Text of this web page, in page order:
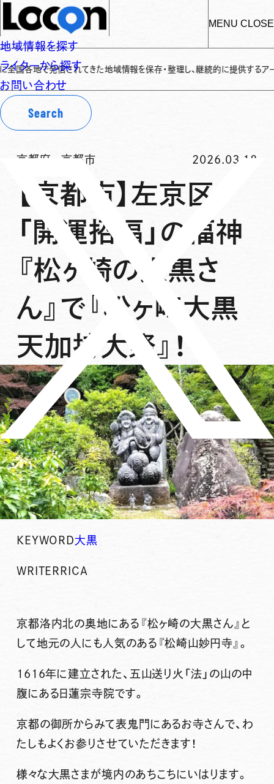
MENU CLOSE
地域情報を探す
ライターから探す
お問い合わせ
Search
で発信されてきた地域情報を保存・整理し、継続的に提供するアーカイブサ
京都府 -京都市 2026.03.18
【京都市】左京区
「開運招福」の福神
『松ヶ崎の大黒さ
ん』で『松ヶ崎大黒
天加持大祭』！
KEYWORD大黒
WRITER RICA
京都洛内北の奥地にある『松ヶ崎の大黒さん』と
して地元の人にも人気のある『松崎山妙円寺』。
1616年に建立された、五山送り火「法 」の山の中
腹にある日蓮宗寺院です。
京都の御所からみて表鬼門にあるお寺さんで、わ
たしもよくお参りさせていただきます！
様々な大黒さまが境内のあちこちにいはります。